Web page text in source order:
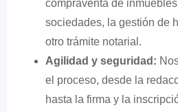
compraventa de
sociedades, la gestión de
otro trámite notarial.
Agilidad y seguridad:
el proceso, desde la
hasta la firma y la